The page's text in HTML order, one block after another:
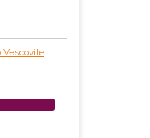
Vescovile